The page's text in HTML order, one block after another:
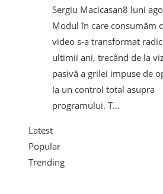
Sergiu Macicasan8 luni ago
Modul în care consumăm
video s-a transformat
ultimii ani, trecând de la
pasivă a grilei impuse de
la un control total asupra
programului. T...
Latest
Popular
Trending